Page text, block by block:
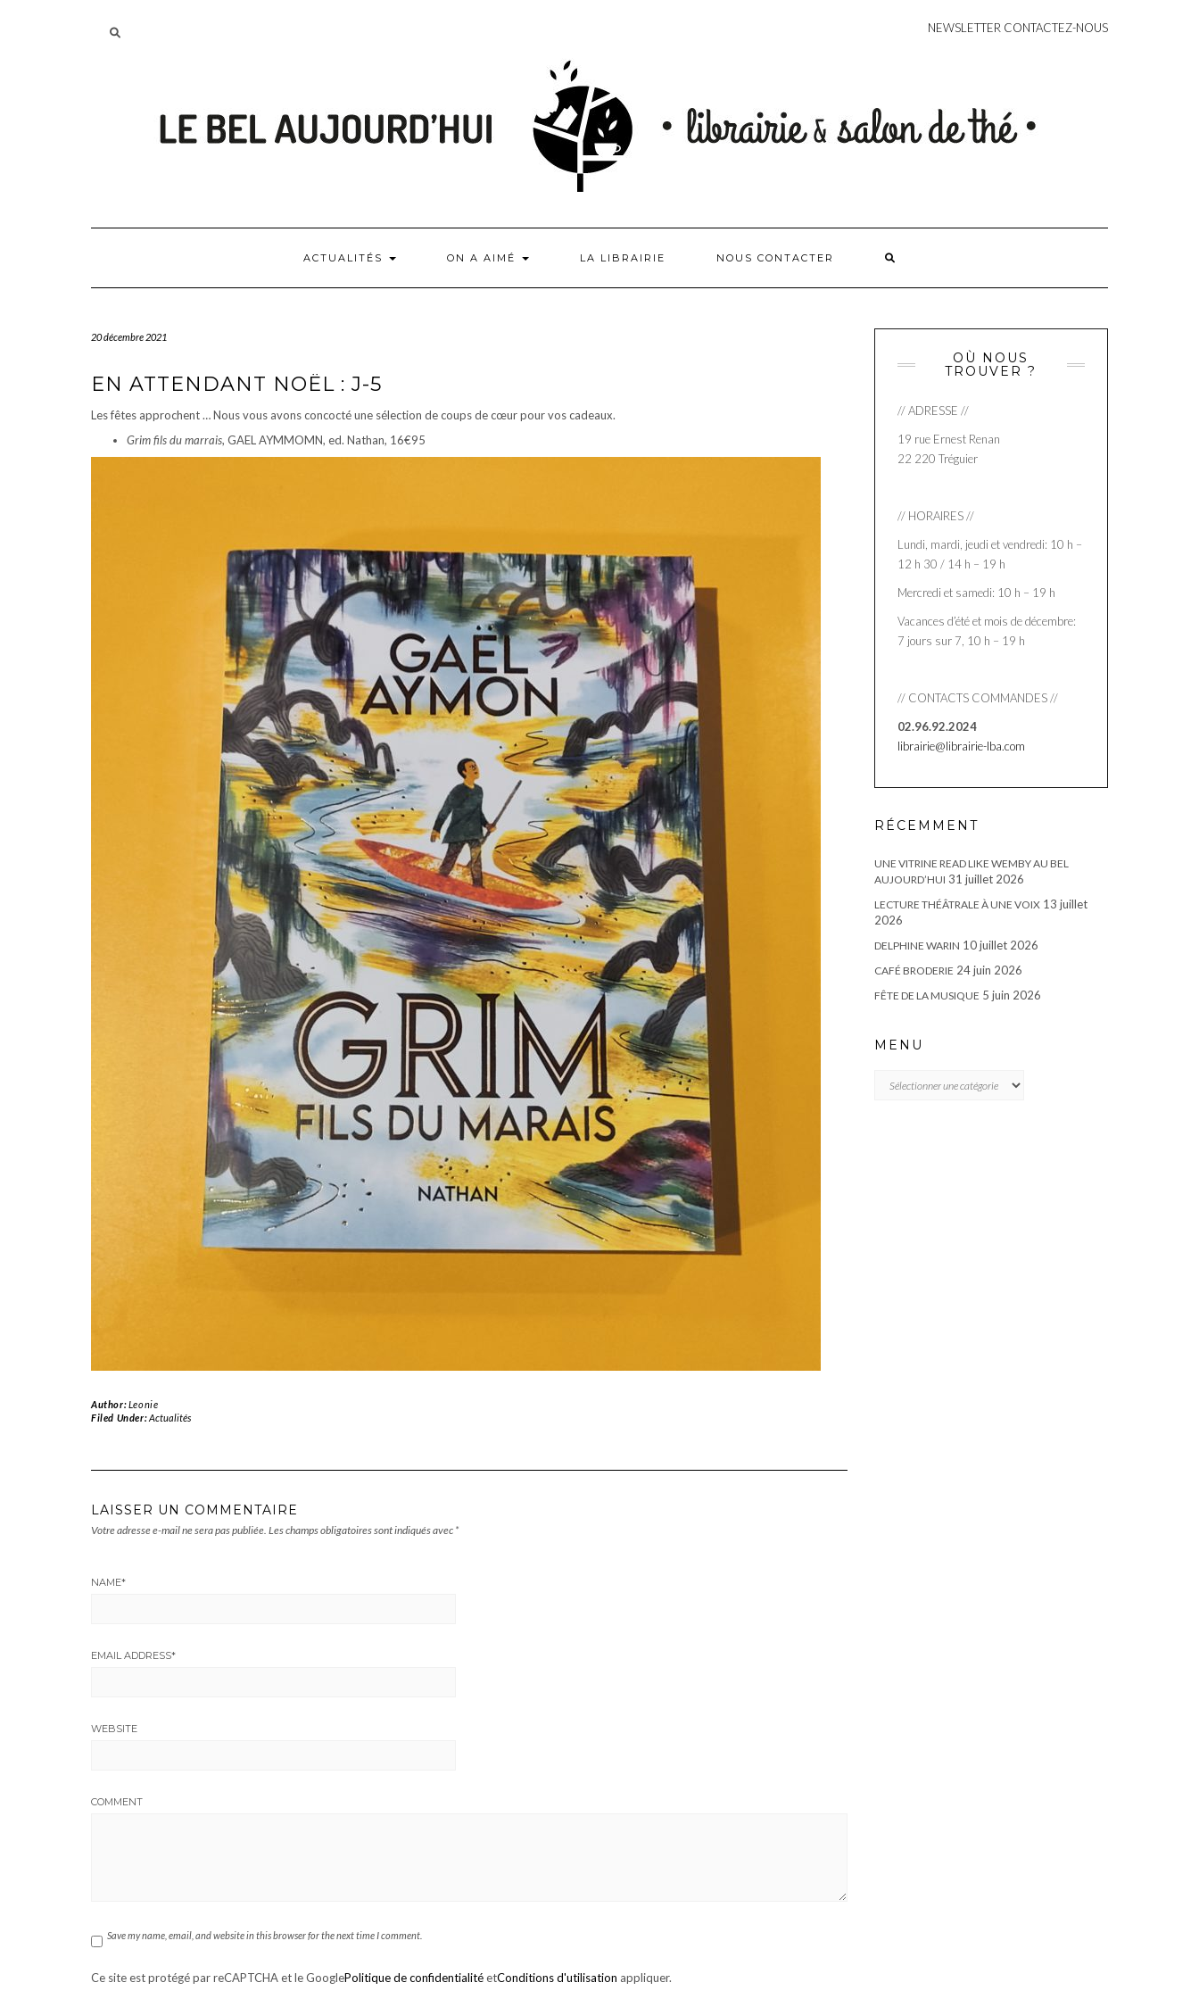
CONTACT
NEWSLETTER CONTACTEZ-NOUS
ACTUALITÉS ON A AIMÉ LA LIBRAIRIE NOUS CONTACTER
20 décembre 2021
EN ATTENDANT NOËL : J-5
Les fêtes approchent … Nous vous avons concocté une sélection de coups de cœur pour vos cadeaux.
Grim fils du marrais, GAEL AYMMOMN, ed. Nathan, 16€95
Author:Leonie
Filed Under:Actualités
LAISSER UN COMMENTAIRE
Votre adresse e-mail ne sera pas publiée. Les champs obligatoires sont indiqués avec *
NAME*
EMAIL ADDRESS*
WEBSITE
COMMENT
Save my name, email, and website in this browser for the next time I comment.
Ce site est protégé par reCAPTCHA et le GooglePolitique de confidentialitéetConditions d'utilisation appliquer.
OÙ NOUS
TROUVER ?
// ADRESSE //
19 rue Ernest Renan
22 220 Tréguier
// HORAIRES //
Lundi, mardi, jeudi et vendredi: 10 h –
12 h 30 / 14 h – 19 h
Mercredi et samedi: 10 h – 19 h
Vacances d’été et mois de décembre:
7 jours sur 7, 10 h – 19 h
// CONTACTS COMMANDES //
02.96.92.2024
librairie@librairie-lba.com
RÉCEMMENT
UNE VITRINE READ LIKE WEMBY AU BEL
AUJOURD’HUI 31 juillet 2026
LECTURE THÉÂTRALE À UNE VOIX 13 juillet
2026
DELPHINE WARIN 10 juillet 2026
CAFÉ BRODERIE 24 juin 2026
FÊTE DE LA MUSIQUE 5 juin 2026
MENU